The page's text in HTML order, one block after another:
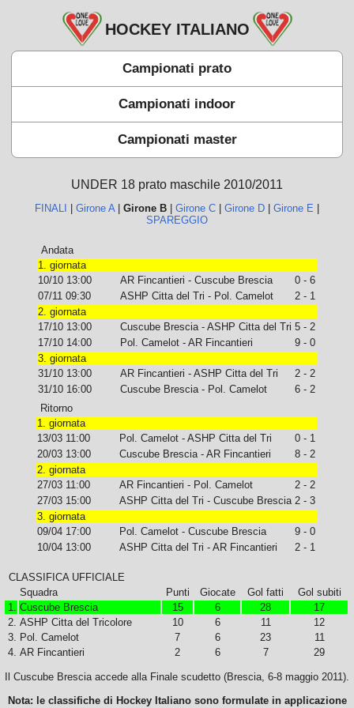
HOCKEY ITALIANO
Campionati prato
Campionati indoor
Campionati master
UNDER 18 prato maschile 2010/2011
FINALI Girone A| Girone B Girone C Girone D Girone E
SPAREGGIO
Andata
1. giornata
10/10 13:00
AR Fincantieri - Cuscube Brescia
0 - 6
07/11 09:30
ASHP Citta del Tri - Pol. Camelot
2 - 1
2. giornata
17/10 13:00
Cuscube Brescia - ASHP Citta del Tri 5 - 2
17/10 14:00
Pol. Camelot - AR Fincantieri
9 - 0
3. giornata
31/10 13:00
AR Fincantieri - ASHP Citta del Tri
2 - 2
31/10 16:00
Cuscube Brescia - Pol. Camelot
6 - 2
Ritorno
1. giornata
13/03 11:00
Pol. Camelot - ASHP Citta del Tri
0 - 1
20/03 13:00
Cuscube Brescia - AR Fincantieri
8 - 2
2. giornata
27/03 11:00
AR Fincantieri - Pol. Camelot
2 - 2
27/03 15:00
ASHP Citta del Tri - Cuscube Brescia 2 - 3
3. giornata
09/04 17:00
Pol. Camelot - Cuscube Brescia
9 - 0
10/04 13:00
ASHP Citta del Tri - AR Fincantieri 2 - 1
CLASSIFICA UFFICIALE
Squadra
Punti Giocate Gol fatti
Gol subiti
1.
Cuscube Brescia 15 6 28
17
2. ASHP Citta del Tricolore 10 6 11
12
3. Pol. Camelot 7 6 23
11
4. AR Fincantieri 2 6 7 29
Il Cuscube Brescia accede alla Finale scudetto (Brescia, 6-8 maggio 2011).
Nota: le classifiche di Hockey Italiano sono formulate in applicazione